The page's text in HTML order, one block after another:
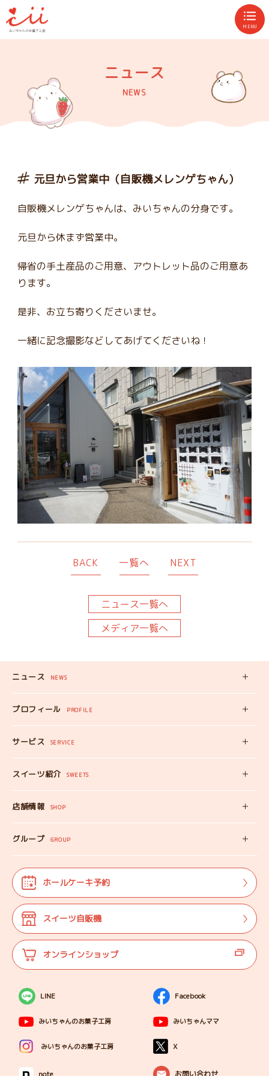
MENU
ニュース
NEWS
元旦から営業中（自販機メレンゲちゃん）
自販機メレンゲちゃんは、みいちゃんの分身です。
元旦から休まず営業中。
帰省の手土産品のご用意、アウトレット品のご用意あ
ります。
是非、お立ち寄りくださいませ。
一緒に記念撮影などしてあげてくださいね！
BACK 一覧へ NEXT
ニュース一覧へ
メディア一覧へ
ホールケーキ予約
スイーツ自販機
オンラインショップ
ニュース NEWS
新着記事
プロフィール PROFILE
みいちゃんのプロフィール
みいちゃんママの
サービス SERVICE
スイーツ自販機
工房見学
みいちゃんのSDGS
お仕事体験
よくある質問
スイーツ紹介 SWEETS
みいちゃんのスイーツ
オンラインショップ
店舗情報 SHOP
店舗情報
マップ
法人･団体様向け
ご案内
代表プロフィール
登壇実績
グループ GROUP
株式会社TANEBI
Shining Children
自分探しを
LINE Facebook
みいちゃんのお菓子工房 みいちゃんママ
みいちゃんのお菓子工房 X